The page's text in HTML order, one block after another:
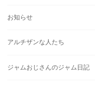
お知らせ
アルチザンな人たち
ジャムおじさんのジャム日記